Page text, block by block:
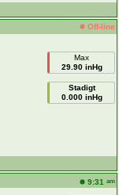
Off-line
Max
29.90 inHg
Stadigt
0.000 inHg
9:31 am